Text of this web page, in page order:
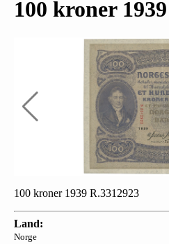
100 kroner
100 kroner 1939 R.3312923
Land:
Norge